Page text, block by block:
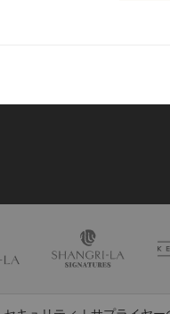
センター
企業の社